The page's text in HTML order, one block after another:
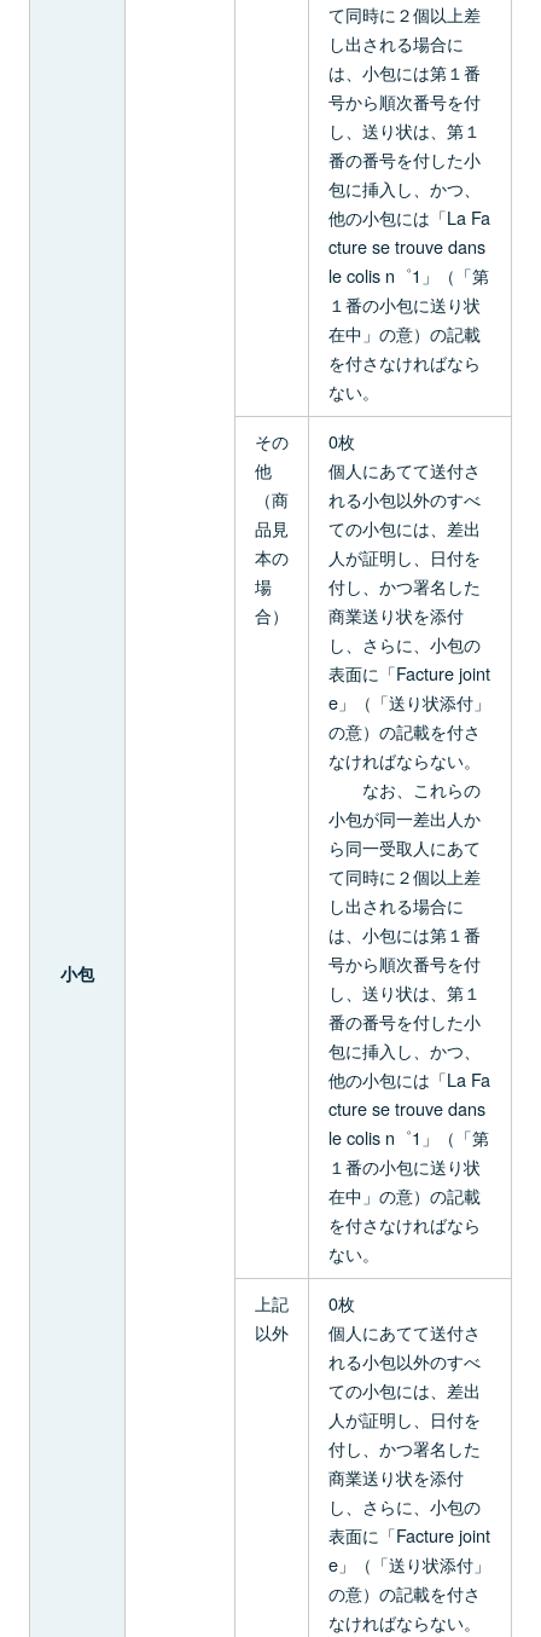
小包
て同時に２個以上差
し出される場合に
は、小包には第１番
号から順次番号を付
し、送り状は、第１
番の番号を付した小
包に挿入し、かつ、
他の小包には「La Fa
cture se trouve dans
le colis n゜1」（「第
１番の小包に送り状
在中」の意）の記載
を付さなければなら
ない。
その
他
（商
品見
本の
場
合）
0枚
個人にあてて送付さ
れる小包以外のすべ
ての小包には、差出
人が証明し、日付を
付し、かつ署名した
商業送り状を添付
し、さらに、小包の
表面に「Facture joint
e」（「送り状添付」
の意）の記載を付さ
なければならない。
なお、これらの
小包が同一差出人か
ら同一受取人にあて
て同時に２個以上差
し出される場合に
は、小包には第１番
号から順次番号を付
し、送り状は、第１
番の番号を付した小
包に挿入し、かつ、
他の小包には「La Fa
cture se trouve dans
le colis n゜1」（「第
１番の小包に送り状
在中」の意）の記載
を付さなければなら
ない。
上記
以外
0枚
個人にあてて送付さ
れる小包以外のすべ
ての小包には、差出
人が証明し、日付を
付し、かつ署名した
商業送り状を添付
し、さらに、小包の
表面に「Facture joint
e」（「送り状添付」
の意）の記載を付さ
なければならない。